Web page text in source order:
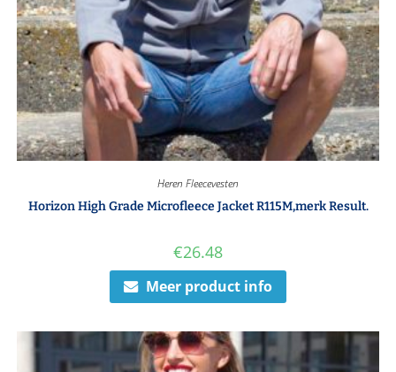
Heren Fleecevesten
Horizon High Grade Microfleece Jacket R115M,merk Result.
€26.48
Meer product info